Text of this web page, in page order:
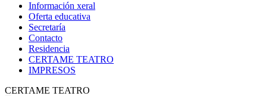
Información xeral
Oferta educativa
Secretaría
Contacto
Residencia
CERTAME TEATRO
IMPRESOS
CERTAME TEATRO